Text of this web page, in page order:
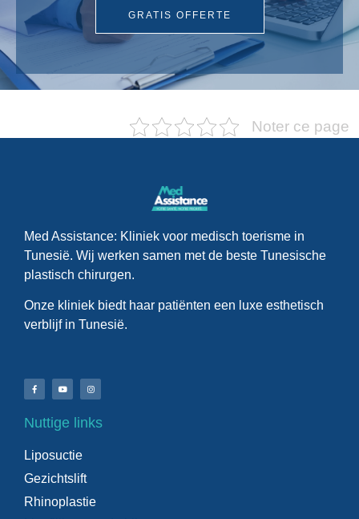
GRATIS OFFERTE
Noter ce page
Med Assistance: Kliniek voor medisch toerisme in
Tunesië. Wij werken samen met de beste Tunesische
plastisch chirurgen.
Onze kliniek biedt haar patiënten een luxe esthetisch
verblijf in Tunesië.
Nuttige links
Liposuctie
Gezichtslift
Rhinoplastie